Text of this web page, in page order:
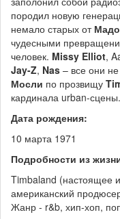
породил новую
немало старых от
чудесными
человек. Missy Elliot,
Jay-Z, Nas – все они
Мосли по прозвищу
кардинала urban-сцены.
Дата рождения:
10 марта 1971
Подробности из
Timbaland (настоящее
американский
Жанр - r&b, хип-хоп,